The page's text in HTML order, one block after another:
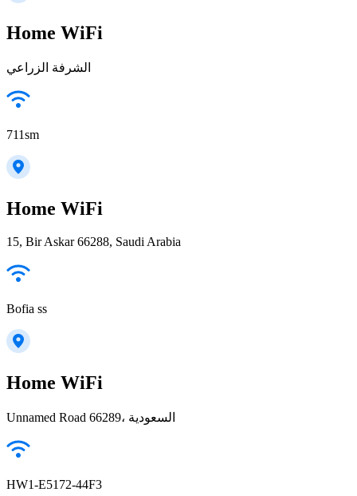
Home WiFi
الشرفة الزراعي
711sm
Home WiFi
15, Bir Askar 66288, Saudi Arabia
Bofia ss
Home WiFi
Unnamed Road 66289، السعودية
HW1-E5172-44F3